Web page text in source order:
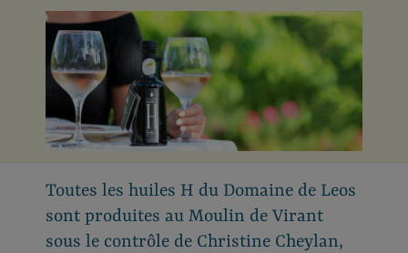
Toutes les huiles H du Domaine de Leos
sont produites au Moulin de Virant
sous le contrôle de Christine Cheylan,